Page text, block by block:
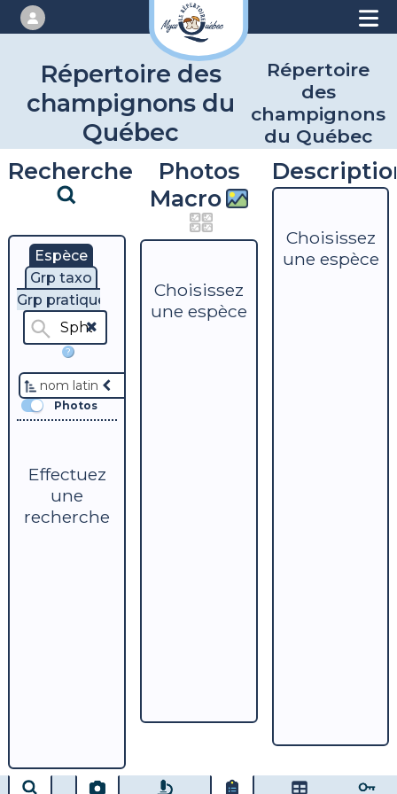
Répertoire des
champignons du
Québec
Répertoire
des
champignons
du Québec
Recherche
Espèce
Grp taxo
Grp pratique
?
nom latin
Photos
Effectuez
une
recherche
Photos
Macro
Choisissez
une espèce
Choisissez
une espèce